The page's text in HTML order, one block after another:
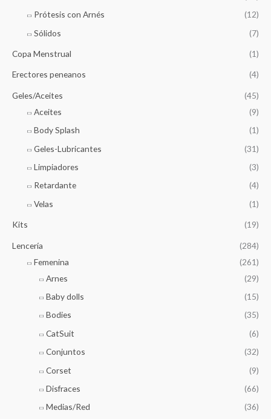
Prótesis con Arnés
(12)
Sólidos
(7)
Copa Menstrual (1)
Erectores peneanos (4)
Geles/Aceites
(45)
Aceites
(9)
Body Splash
(1)
Geles-Lubricantes
(31)
Limpiadores
(3)
Retardante
(4)
Velas
(1)
Kits (19)
Lencería
(284)
Femenina
(261)
Arnes
(29)
Baby dolls
(15)
Bodies
(35)
CatSuit
(6)
Conjuntos
(32)
Corset
(9)
Disfraces
(66)
Medias/Red
(36)